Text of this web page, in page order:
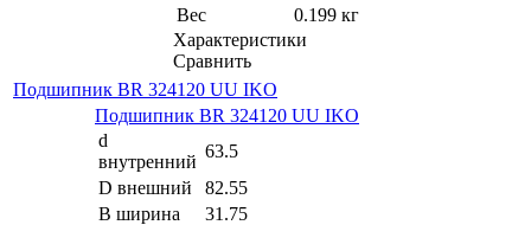
Вес
0.199 кг
Характеристики
Сравнить
Подшипник BR 324120 UU IKO
Подшипник BR 324120 UU IKO
d
внутренний
63.5
D внешний
82.55
B ширина
31.75